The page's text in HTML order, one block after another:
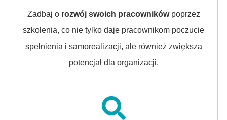
Zadbaj o rozwój swoich pracownikówpoprzez
szkolenia, co nie tylko daje pracownikom poczucie
spełnienia i samorealizacji, ale również zwiększa
potencjał dla organizacji.